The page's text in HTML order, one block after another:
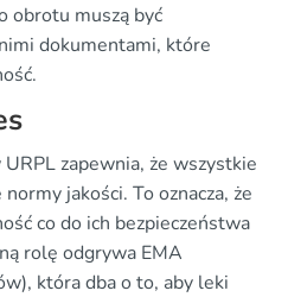
obrotu muszą być
dokumentami, które
zapewnia, że wszystkie
jakości. To oznacza, że
co do ich bezpieczeństwa
rolę odgrywa EMA
która dba o to, aby leki